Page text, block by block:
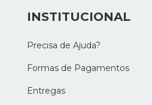
INSTITUCIONAL
Precisa de Ajuda?
Formas de Pagamentos
Entregas